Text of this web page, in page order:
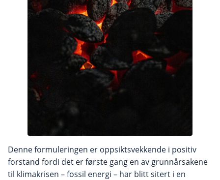
Denne formuleringen er oppsiktsvekkende i positiv
forstand fordi det er første gang en av grunnårsakene
til klimakrisen – fossil energi – har blitt sitert i en